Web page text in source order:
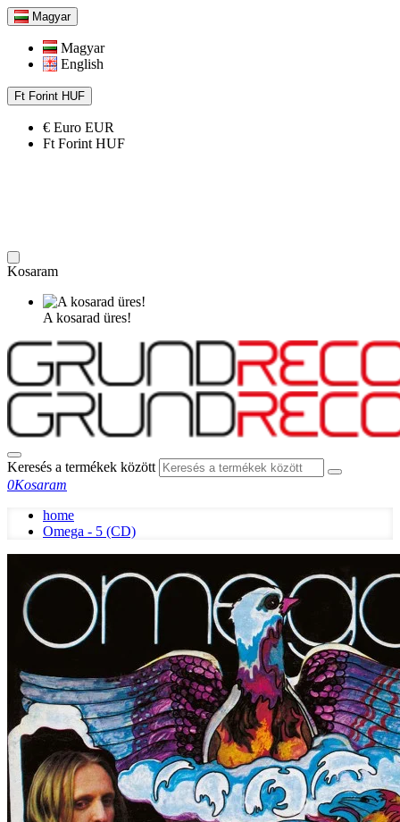
Magyar
Magyar
English
Ft Forint HUF
€ Euro EUR
Ft Forint HUF
Kosaram
A kosarad üres!
Keresés a termékek között
0Kosaram
home
Omega - 5 (CD)